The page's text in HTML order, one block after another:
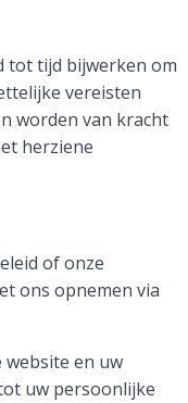
tot tijd bijwerken om
vereisten
worden van kracht
herziene
of onze
ons opnemen via
website en uw
uw persoonlijke